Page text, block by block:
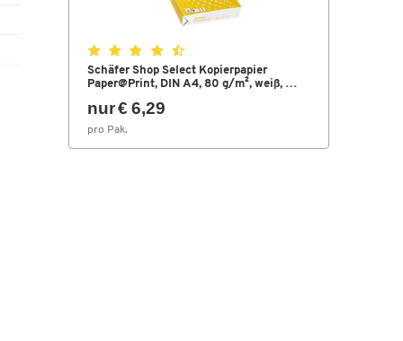
Schäfer Shop Select Kopierpapier
Paper@Print, DIN A4, 80 g/m², weiß, 1
nur € 6,29
pro Pak.